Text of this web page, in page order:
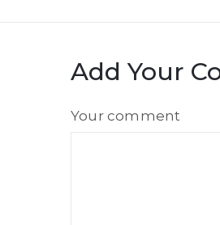
Add Your
Your comment